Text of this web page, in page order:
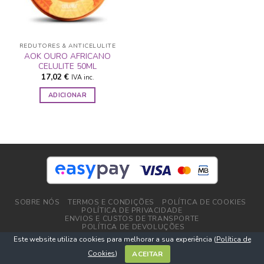
REDUTORES & ANTICELULITE
AOK OURO AFRICANO
CELULITE 50ML
17,02€ IVA inc.
ADICIONAR
SOBRE NÓS TERMOS E CONDIÇÕES
POLÍTICA DE COOKIES
POLÍTICA DE PRIVACIDADE
ENVIOS E CUSTOS DE TRANSPORTE
POLÍTICA DE DEVOLUÇÕES
Copyright 2026 ©DPlushop.pt
Este website utiliza cookies para melhorar a sua experiência (Política de
Cookies) ACEITAR